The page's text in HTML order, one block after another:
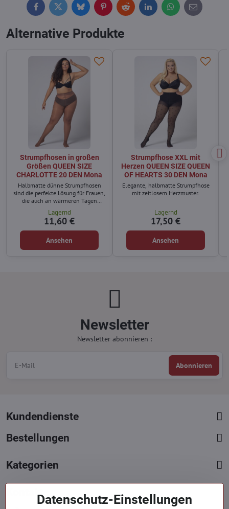
FacebookTwitterBlueskyPinterestReddit LinkedInWhatsApp
E-
mail
Alternative Produkte
Strumpfhosen in großen
Größen QUEEN SIZE
CHARLOTTE 20 DEN Mona
Halbmatte dünne Strumpfhosen
sind die perfekte Lösung für Frauen,
die auch an wärmeren Tagen
perfekt aussehen möchten.
Lagernd
11,60 €
Ansehen
Strumpfhose XXL mit
Herzen QUEEN SIZE QUEEN
OF HEARTS 30 DEN Mona
Elegante, halbmatte Strumpfhose
mit zeitlosem Herzmuster.
Lagernd
17,50 €
Ansehen
Newsletter
Newsletter abonnieren :
Abonnieren
Kundendienste
Bestellungen
Kategorien
KontakteDatenschutz-Einstellungen